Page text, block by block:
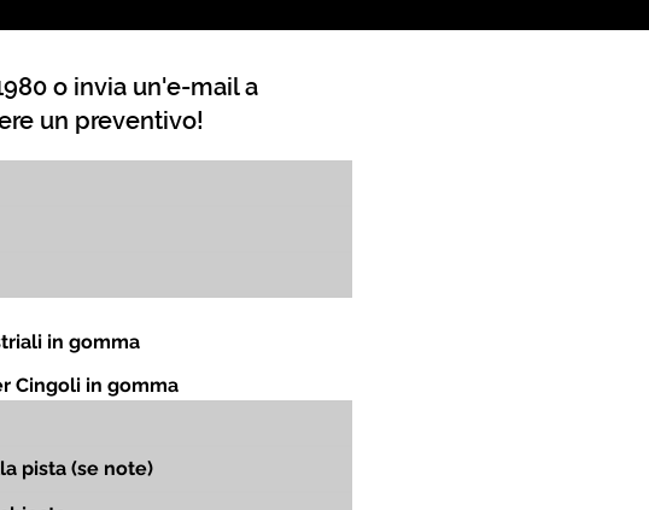
o invia un'e-mail a
un preventivo!
in gomma
Cingoli in gomma